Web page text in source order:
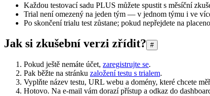
Každou testovací sadu PLUS můžete spustit s měsíční
Trial není omezený na jeden tým — v jednom týmu i ve
Po skončení trialu test zůstane; pokud nepřejdete na
Jak si zkušební verzi zřídit? #
Pokud ještě nemáte účet, zaregistrujte se.
Pak běžte na stránku založení testu s trialem.
Vyplňte název testu, URL webu a domény, které chcete
Hotovo. Na e-mail vám dorazí přístup a odkaz do